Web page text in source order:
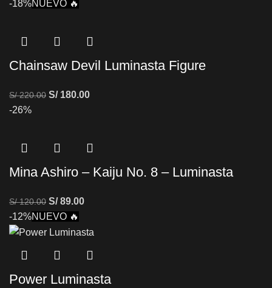
-18%NUEVO 🔥
Chainsaw Devil Luminasta Figure
S/220.00 S/180.00
-26%
Mina Ashiro – Kaiju No. 8 – Luminasta
S/120.00 S/89.00
-12%NUEVO 🔥
Power Luminasta